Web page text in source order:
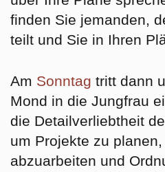
finden Sie jemanden,
teilt und Sie in Ihren
Am Sonntag tritt dann
Mond in die Jungfrau
die Detailverliebtheit
um Projekte zu
abzuarbeiten und